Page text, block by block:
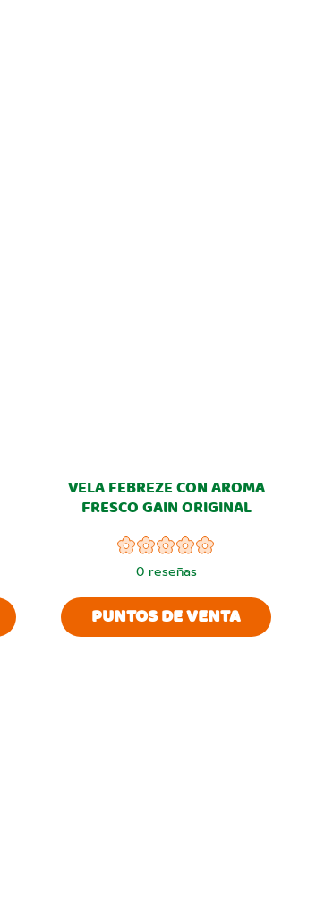
VELA FEBREZE CON AROMA
FRESCO GAIN ORIGINAL
0 reseñas
PUNTOS DE VENTA